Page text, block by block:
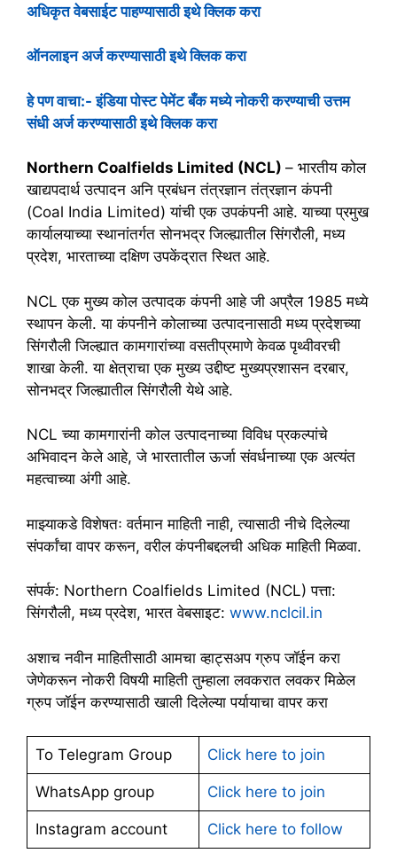
अधिकृत वेबसाईट पाहण्यासाठी इथे क्लिक करा
ऑनलाइन अर्ज करण्यासाठी इथे क्लिक करा
हे पण वाचा:- इंडिया पोस्ट पेमेंट बँक मध्ये नोकरी करण्याची उत्तम
संधी अर्ज करण्यासाठी इथे क्लिक करा
Northern Coalfields Limited (NCL) – भारतीय कोल
खाद्यपदार्थ उत्पादन अनि प्रबंधन तंत्रज्ञान तंत्रज्ञान कंपनी
(Coal India Limited) यांची एक उपकंपनी आहे. याच्या प्रमुख
कार्यालयाच्या स्थानांतर्गत सोनभद्र जिल्ह्यातील सिंगरौली, मध्य
प्रदेश, भारताच्या दक्षिण उपकेंद्रात स्थित आहे.
NCL एक मुख्य कोल उत्पादक कंपनी आहे जी अप्रैल 1985 मध्ये
स्थापन केली. या कंपनीने कोलाच्या उत्पादनासाठी मध्य प्रदेशच्या
सिंगरौली जिल्ह्यात कामगारांच्या वसतीप्रमाणे केवळ पृथ्वीवरची
शाखा केली. या क्षेत्राचा एक मुख्य उद्दीष्ट मुख्यप्रशासन दरबार,
सोनभद्र जिल्ह्यातील सिंगरौली येथे आहे.
NCL च्या कामगारांनी कोल उत्पादनाच्या विविध प्रकल्पांचे
अभिवादन केले आहे, जे भारतातील ऊर्जा संवर्धनाच्या एक अत्यंत
महत्वाच्या अंगी आहे.
माझ्याकडे विशेषतः वर्तमान माहिती नाही, त्यासाठी नीचे दिलेल्या
संपर्कांचा वापर करून, वरील कंपनीबद्दलची अधिक माहिती मिळवा.
संपर्क: Northern Coalfields Limited (NCL) पत्ता:
सिंगरौली, मध्य प्रदेश, भारत वेबसाइट: www.nclcil.in
अशाच नवीन माहितीसाठी आमचा व्हाट्सअप ग्रुप जॉईन करा
जेणेकरून नोकरी विषयी माहिती तुम्हाला लवकरात लवकर मिळेल
ग्रुप जॉईन करण्यासाठी खाली दिलेल्या पर्यायाचा वापर करा
To Telegram Group Click here to join
WhatsApp group Click here to join
Instagram account Click here to follow